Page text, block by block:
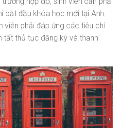
bắt đầu khóa học mới tại Anh.
viên phải đáp ứng các tiêu chí
tất thủ tục đăng ký và thanh